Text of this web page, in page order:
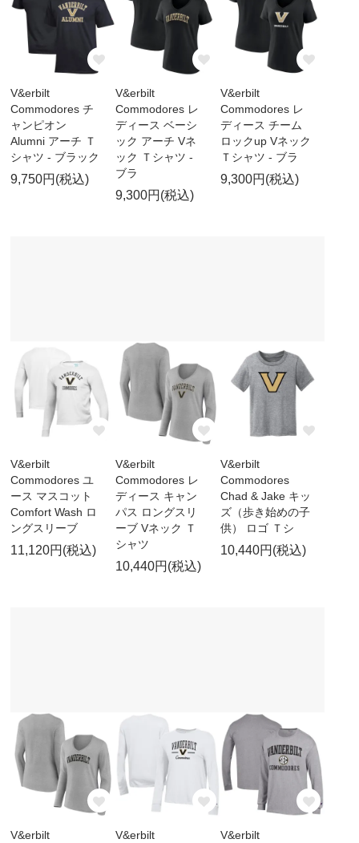
V&erbilt
Commodores チ
ャンピオン
Alumni アーチ Ｔ
シャツ - ブラック
9,750円(税込)
V&erbilt
Commodores レ
ディース ベーシ
ック アーチ Vネ
ック Ｔシャツ -
ブラ
9,300円(税込)
V&erbilt
Commodores レ
ディース チーム
ロックup Vネック
Ｔシャツ - ブラ
9,300円(税込)
V&erbilt
Commodores ユ
ース マスコット
Comfort Wash ロ
ングスリーブ
11,120円(税込)
V&erbilt
Commodores レ
ディース キャン
パス ロングスリ
ーブ Vネック Ｔ
シャツ
10,440円(税込)
V&erbilt
Commodores
Chad & Jake キッ
ズ（歩き始めの子
供） ロゴ Ｔシ
10,440円(税込)
V&erbilt
V&erbilt
V&erbilt